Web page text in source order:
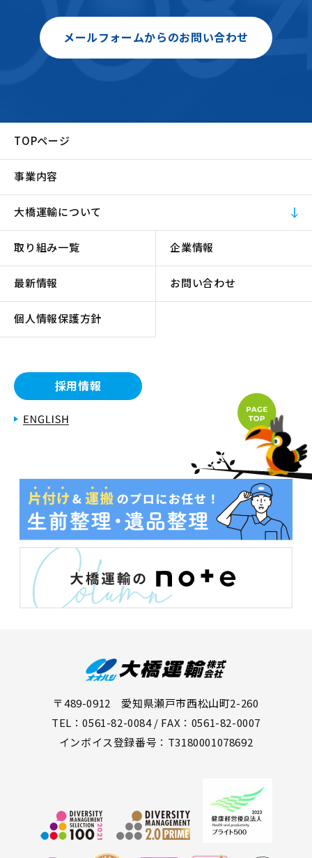
メールフォームからのお問い合わせ
TOPページ
事業内容
大橋運輸について
取り組み一覧 企業情報
最新情報 お問い合わせ
個人情報保護方針
採用情報
〒489-0912 愛知県瀬戸市西松山町2-260
TEL：0561-82-0084 / FAX：0561-82-0007
インボイス登録番号：T3180001078692